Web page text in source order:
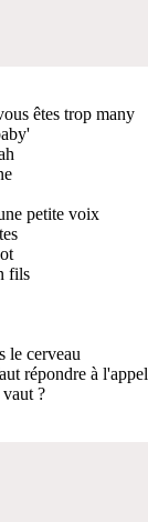
êtes trop many
petite voix
fils
le cerveau
répondre à l'appel
?